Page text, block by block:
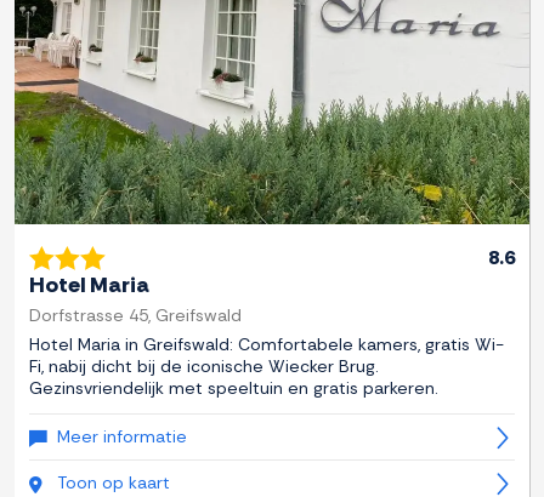
8.6
Hotel Maria
Dorfstrasse 45, Greifswald
Hotel Maria in Greifswald: Comfortabele kamers, gratis Wi-
Fi, nabij dicht bij de iconische Wiecker Brug.
Gezinsvriendelijk met speeltuin en gratis parkeren.
Meer informatie
Toon op kaart